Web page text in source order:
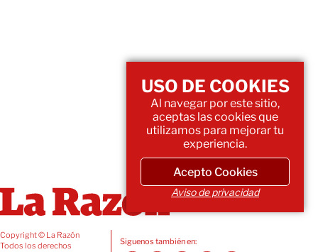
Copyright © La Razón
Todos los derechos
Siguenos también en:
USO DE COOKIES
Al navegar por este sitio,
aceptas las cookies que
utilizamos para mejorar tu
experiencia.
Acepto Cookies
Aviso de privacidad